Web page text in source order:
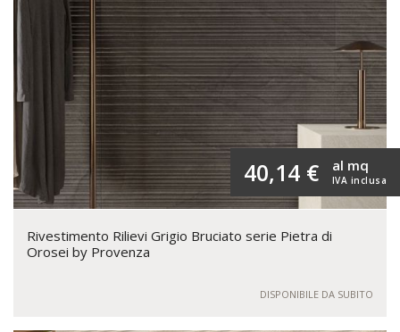
40,14 € IVA inclusa
al mq
Rivestimento Rilievi Grigio Bruciato serie Pietra di
Orosei by Provenza
DISPONIBILE DA SUBITO